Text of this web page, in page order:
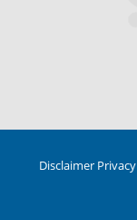
Disclaimer Privacy